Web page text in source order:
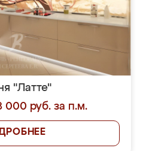
"Латте"
000 руб. за п.м.